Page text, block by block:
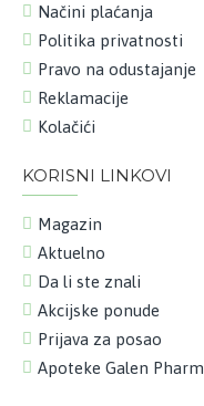
Načini plaćanja
Politika privatnosti
Pravo na odustajanje
Reklamacije
Kolačići
KORISNI LINKOVI
Magazin
Aktuelno
Da li ste znali
Akcijske ponude
Prijava za posao
Apoteke Galen Pharm